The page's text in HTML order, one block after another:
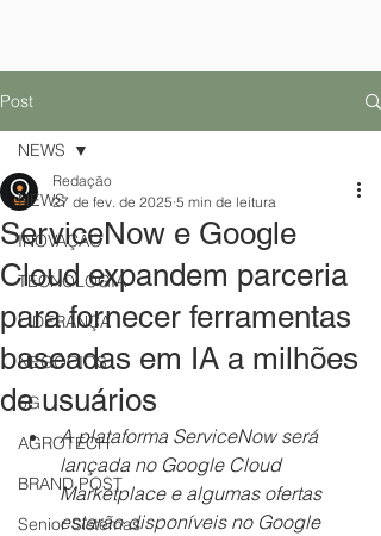
Post
NEWS
INOVAÇÃO
TECNOLOGIA
LIDERANÇA
NEGÓCIOS
5G
AGROTECH
BRAND POST
Senior Sistemas
NEWS
ServiceNow e Google
Cloud expandem parceria
para fornecer ferramentas
baseadas em IA a milhões
de usuários
Redação
27 de fev. de 2025 5 min de leitura
A plataforma ServiceNow será
lançada no Google Cloud
Marketplace e algumas ofertas
estarão disponíveis no Google